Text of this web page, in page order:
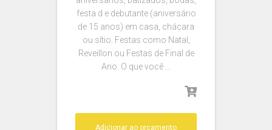
festa d e debutante (aniversário
de 15 anos) em casa, chácara
ou sítio. Festas como Natal,
Reveillon ou Festas de Final de
Ano. O que você …
Adicionar ao orçamento